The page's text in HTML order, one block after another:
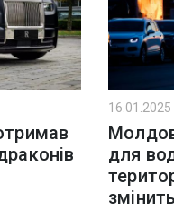
16.01.2025
для